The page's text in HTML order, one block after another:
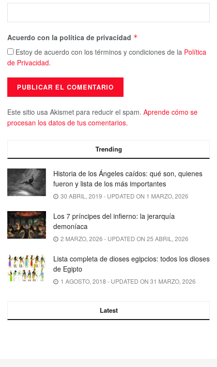
Acuerdo con la política de privacidad *
Estoy de acuerdo con los términos y condiciones de la Política
de Privacidad.
Este sitio usa Akismet para reducir el spam. Aprende cómo se
procesan los datos de tus comentarios.
Trending
Historia de los Ángeles caídos: qué son, quienes
fueron y lista de los más importantes
30 ABRIL, 2019 - UPDATED ON 1 MARZO, 2026
Los 7 príncipes del infierno: la jerarquía
demoníaca
2 MARZO, 2026 - UPDATED ON 25 ABRIL, 2026
Lista completa de dioses egipcios: todos los dioses
de Egipto
1 AGOSTO, 2018 - UPDATED ON 31 MARZO, 2026
Latest